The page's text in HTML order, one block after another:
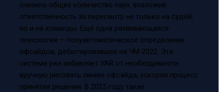
снизило общее количество пауз, возложив
ответственность за пересмотр не только на судей,
но и на команды. Ещё одна развивающаяся
технология — полуавтоматическое определение
офсайдов, дебютировавшее на ЧМ-2022. Эта
система уже избавляет VAR от необходимости
вручную рисовать линию офсайда, ускоряя процесс
принятия решения. В 2025 году такие